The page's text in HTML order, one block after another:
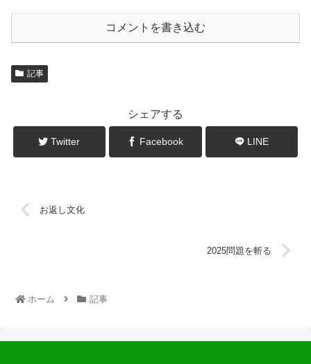
コメントを書き込む
記事
シェアする
Twitter Facebook LINE
お返し文化
2025問題を斬る
ホーム 記事